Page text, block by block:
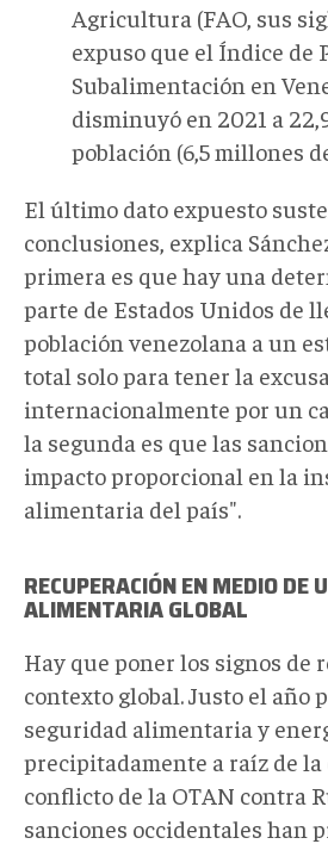
Agricultura (FAO, sus
expuso que el Índice de
Subalimentación en
disminuyó en 2021 a
población (6,5 millones
El último dato expuesto
conclusiones, explica
primera es que hay una
parte de Estados Unidos de
población venezolana a un
total solo para tener la
internacionalmente por un
la segunda es que las
impacto proporcional en la
alimentaria del país".
RECUPERACIÓN EN MEDIO DE
ALIMENTARIA GLOBAL
Hay que poner los signos de
contexto global. Justo el año
seguridad alimentaria y
precipitadamente a raíz de la
conflicto de la OTAN contra
sanciones occidentales han